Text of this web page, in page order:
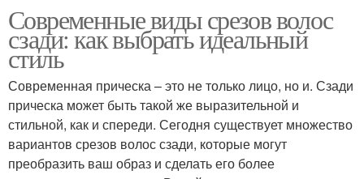
Современные виды срезов волос
сзади: как выбрать идеальный
стиль
Современная прическа – это не только лицо, но и. Сзади
прическа может быть такой же выразительной и
стильной, как и спереди. Сегодня существует множество
вариантов срезов волос сзади, которые могут
преобразить ваш образ и сделать его более